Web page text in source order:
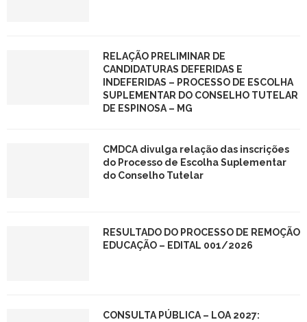
RELAÇÃO PRELIMINAR DE
CANDIDATURAS DEFERIDAS E
INDEFERIDAS – PROCESSO DE ESCOLHA
SUPLEMENTAR DO CONSELHO TUTELAR
DE ESPINOSA – MG
CMDCA divulga relação das inscrições
do Processo de Escolha Suplementar
do Conselho Tutelar
RESULTADO DO PROCESSO DE REMOÇÃO
EDUCAÇÃO – EDITAL 001/2026
CONSULTA PÚBLICA – LOA 2027: